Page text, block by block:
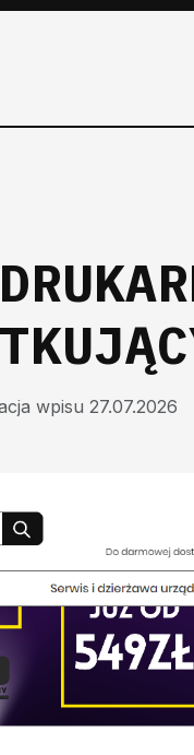
wpisu 27.07.2026